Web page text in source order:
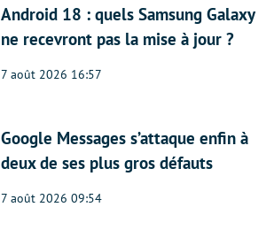
Android 18 : quels Samsung Galaxy
ne recevront pas la mise à jour ?
7 août 2026 16:57
Google Messages s’attaque enfin à
deux de ses plus gros défauts
7 août 2026 09:54